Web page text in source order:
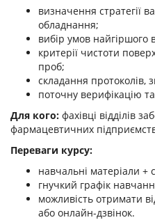
визначення стратегії
обладнання;
вибір умов найгіршого
критерії чистоти
проб;
складання протоколів,
поточну верифікацію та
Для кого: фахівці відділів
фармацевтичних
Переваги курсу:
навчальні матеріали +
гнучкий графік
можливість отримати
або онлайн-дзвінок.